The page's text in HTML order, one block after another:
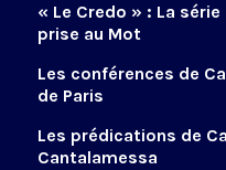
« Le Credo » : La
prise au Mot
Les conférences de
de Paris
Les prédications de
Cantalamessa